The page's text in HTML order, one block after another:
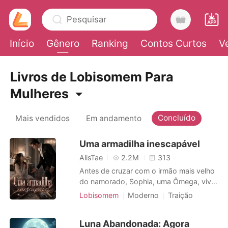
Pesquisar
Início Gênero Ranking Contos Curtos
Sair
Baixar App
Livros de Lobisomem Para
Mulheres
Mais vendidos Em andamento Concluído
Uma armadilha inescapável
AlisTae 2.2M
313
Antes de cruzar com o irmão mais velho
do namorado, Sophia, uma Ômega, vivia
num mundo sem sobressaltos. Na
companheira, ele perderia seu cargo.
Lobisomem Moderno
Traição
CEO
Arrogante/Dominador
Luna Abandonada: Agora